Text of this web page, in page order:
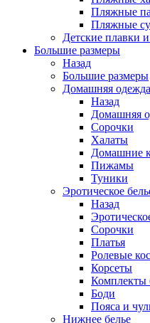
Пляжные
Пляжные
Детские плавки
Большие размеры
Назад
Большие размеры
Домашняя одежда
Назад
Домашняя
Сорочки
Халаты
Домашние
Пижамы
Туники
Эротическое
Назад
Сорочки
Платья
Ролевые
Корсеты
Комплекты
Боди
Пояса и
Нижнее белье